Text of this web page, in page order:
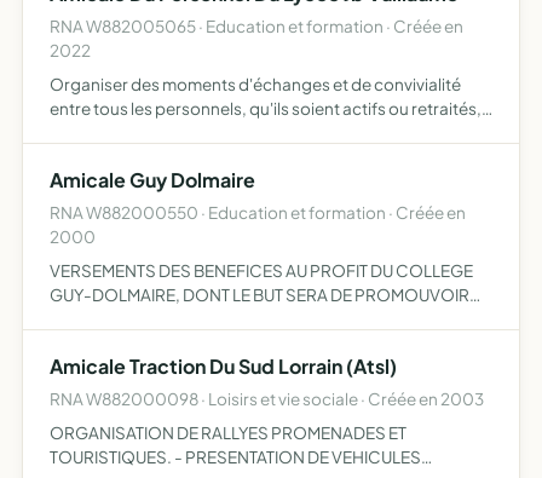
RNA W882005065 · Education et formation · Créée en
2022
Organiser des moments d'échanges et de convivialité
entre tous les personnels, qu'ils soient actifs ou retraités,
Amicale Guy Dolmaire
RNA W882000550 · Education et formation · Créée en
2000
VERSEMENTS DES BENEFICES AU PROFIT DU COLLEGE
GUY-DOLMAIRE, DONT LE BUT SERA DE PROMOUVOIR
Amicale Traction Du Sud Lorrain (Atsl)
RNA W882000098 · Loisirs et vie sociale · Créée en 2003
ORGANISATION DE RALLYES PROMENADES ET
TOURISTIQUES. - PRESENTATION DE VEHICULES